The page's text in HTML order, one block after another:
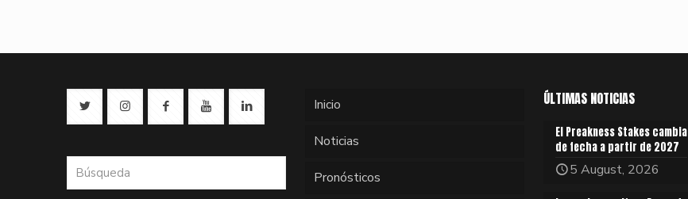
Inicio
Noticias
Pronósticos
ÚLTIMAS NOTICIAS
El Preakness Stakes cambia
de fecha a partir de 2027
5 August, 2026